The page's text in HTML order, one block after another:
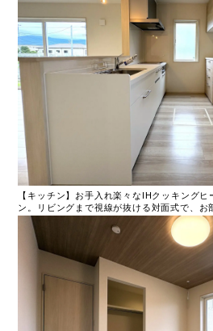
【キッチン】お手入れ楽々なIHクッキング
ン。リビングまで視線が抜ける対面式で、お